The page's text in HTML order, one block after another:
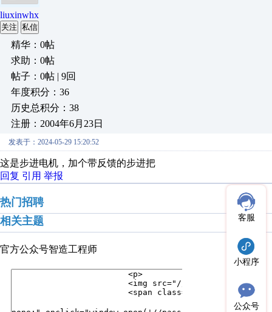
liuxinwhx
关注 私信
精华：0帖
求助：0帖
帖子：0帖 | 9回
年度积分：36
历史总积分：38
注册：2004年6月23日
发表于：2024-05-29 15:20:52
这是步进电机，加个带反馈的步进把
回复 引用 举报
热门招聘
相关主题
官方公众号智造工程师
客服
小程序
公众号